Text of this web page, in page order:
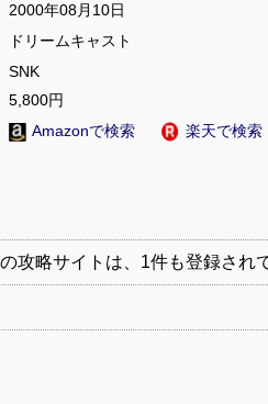
2000年08月10日
ドリームキャスト
SNK
5,800円
Amazonで検索 楽天で検索
攻略サイトは、1件も登録され